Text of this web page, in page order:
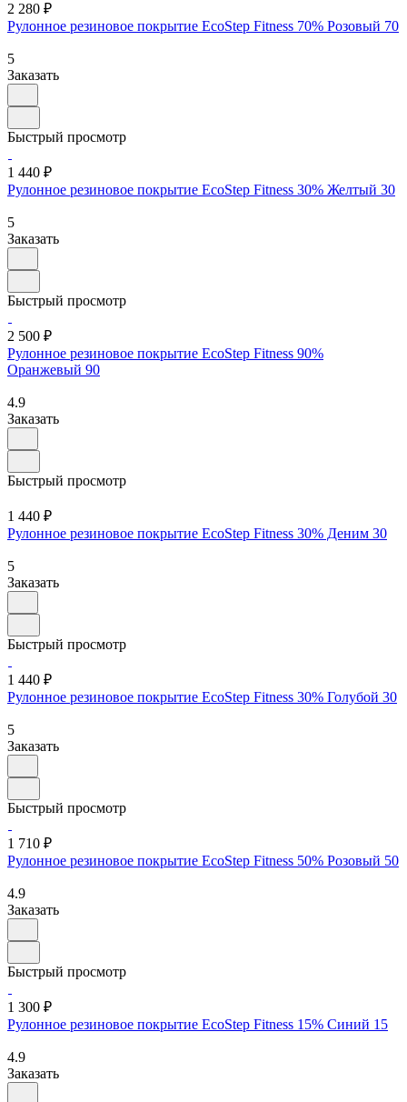
2 280 ₽
Рулонное резиновое покрытие EcoStep Fitness 70% Розовый 70
5
Заказать
Быстрый просмотр
1 440 ₽
Рулонное резиновое покрытие EcoStep Fitness 30% Желтый 30
5
Заказать
Быстрый просмотр
2 500 ₽
Рулонное резиновое покрытие EcoStep Fitness 90%
Оранжевый 90
4.9
Заказать
Быстрый просмотр
1 440 ₽
Рулонное резиновое покрытие EcoStep Fitness 30% Деним 30
5
Заказать
Быстрый просмотр
1 440 ₽
Рулонное резиновое покрытие EcoStep Fitness 30% Голубой 30
5
Заказать
Быстрый просмотр
1 710 ₽
Рулонное резиновое покрытие EcoStep Fitness 50% Розовый 50
4.9
Заказать
Быстрый просмотр
1 300 ₽
Рулонное резиновое покрытие EcoStep Fitness 15% Синий 15
4.9
Заказать